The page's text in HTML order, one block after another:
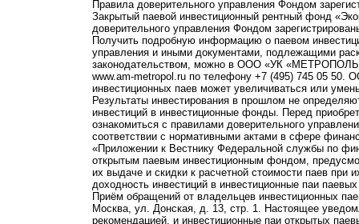
Правила доверительного управления Фондом
Закрытый паевой инвестиционный рентный фонд
доверительного управления Фондом
Получить подробную информацию о паевом
управления и иными документами, подлежащими
законодательством, можно в ООО «УК
www.am-metropol.ru по телефону +7 (495) 745 05
инвестиционных паев может увеличиваться или
Результаты инвестирования в прошлом не
инвестиций в инвестиционные фонды. Перед
ознакомиться с правилами доверительного
соответствии с нормативными актами в сфере
«Приложении к Вестнику Федеральной службы по
открытым паевым инвестиционным фондом,
их выдаче и скидки к расчетной стоимости паев при
доходность инвестиций в инвестиционные паи
Приём обращений от владельцев инвестиционных
Москва, ул. Донская, д. 13, стр. 1. Настоящее
рекомендацией, и инвестиционные паи открытых